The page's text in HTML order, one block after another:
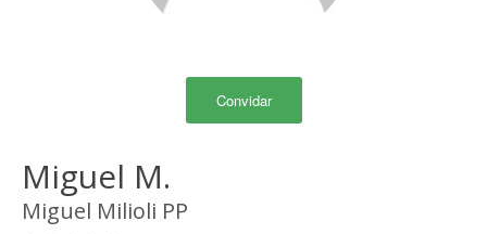
Convidar
Miguel M.
Miguel Milioli PP